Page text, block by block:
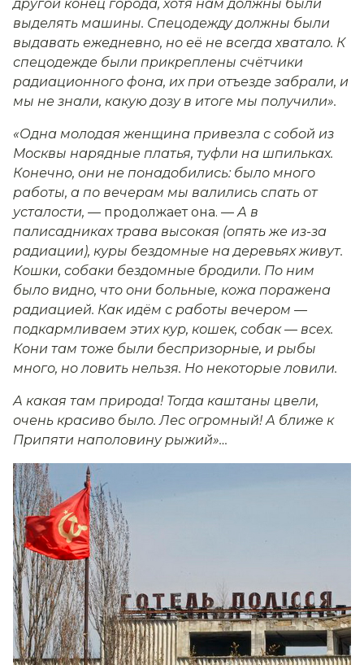
другой конец города, хотя нам должны были
выделять машины. Спецодежду должны были
выдавать ежедневно, но её не всегда хватало. К
спецодежде были прикреплены счётчики
радиационного фона, их при отъезде забрали, и
мы не знали, какую дозу в итоге мы получили».
«Одна молодая женщина привезла с собой из
Москвы нарядные платья, туфли на шпильках.
Конечно, они не понадобились: было много
работы, а по вечерам мы валились спать от
усталости, — продолжает она. —А в
палисадниках трава высокая (опять же из-за
радиации), куры бездомные на деревьях живут.
Кошки, собаки бездомные бродили. По ним
было видно, что они больные, кожа поражена
радиацией. Как идём с работы вечером —
подкармливаем этих кур, кошек, собак — всех.
Кони там тоже были беспризорные, и рыбы
много, но ловить нельзя. Но некоторые ловили.
А какая там природа! Тогда каштаны цвели,
очень красиво было. Лес огромный! А ближе к
Припяти наполовину рыжий»…